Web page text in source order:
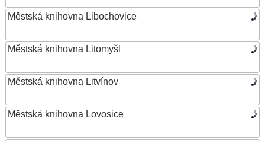
Městská knihovna Libochovice
Městská knihovna Litomyšl
Městská knihovna Litvínov
Městská knihovna Lovosice